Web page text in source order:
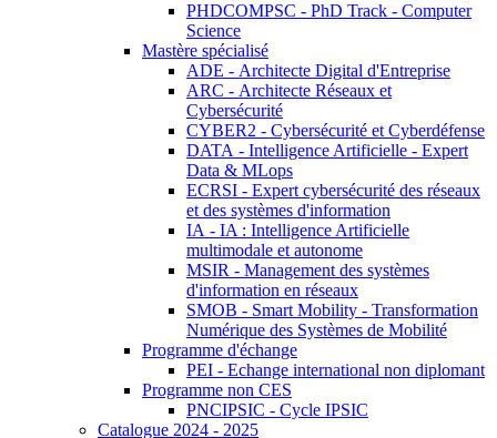
PHDCOMPSC - PhD Track - Computer
Science
Mastère spécialisé
ADE - Architecte Digital d'Entreprise
ARC - Architecte Réseaux et
Cybersécurité
CYBER2 - Cybersécurité et Cyberdéfense
DATA - Intelligence Artificielle - Expert
Data & MLops
ECRSI - Expert cybersécurité des réseaux
et des systèmes d'information
IA - IA : Intelligence Artificielle
multimodale et autonome
MSIR - Management des systèmes
d'information en réseaux
SMOB - Smart Mobility - Transformation
Numérique des Systèmes de Mobilité
Programme d'échange
PEI - Echange international non diplomant
Programme non CES
PNCIPSIC - Cycle IPSIC
Catalogue 2024 - 2025